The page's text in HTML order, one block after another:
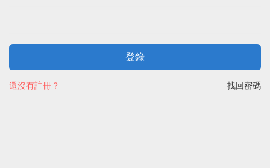
登錄
找回密碼
還沒有註冊？